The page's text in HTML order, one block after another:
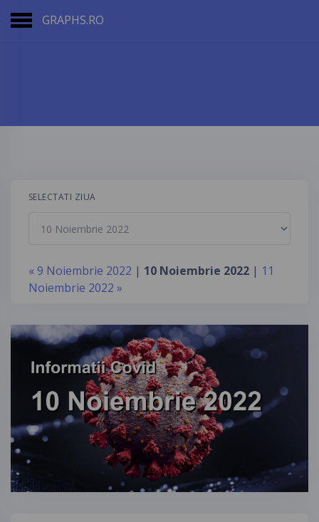
GRAPHS.RO
SELECTATI ZIUA
« 9 Noiembrie 2022 | 10 Noiembrie 2022 | 11
Noiembrie 2022 »